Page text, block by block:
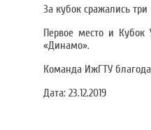
За кубок сражались
Первое место и
«Динамо».
Команда ИжГТУ
Дата: 23.12.2019